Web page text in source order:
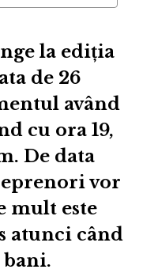
la ediția
de 26
având
cu ora 19,
De data
vor
mult este
atunci când